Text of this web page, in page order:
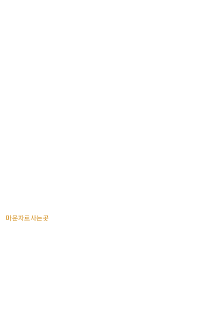
마운자로사는곳